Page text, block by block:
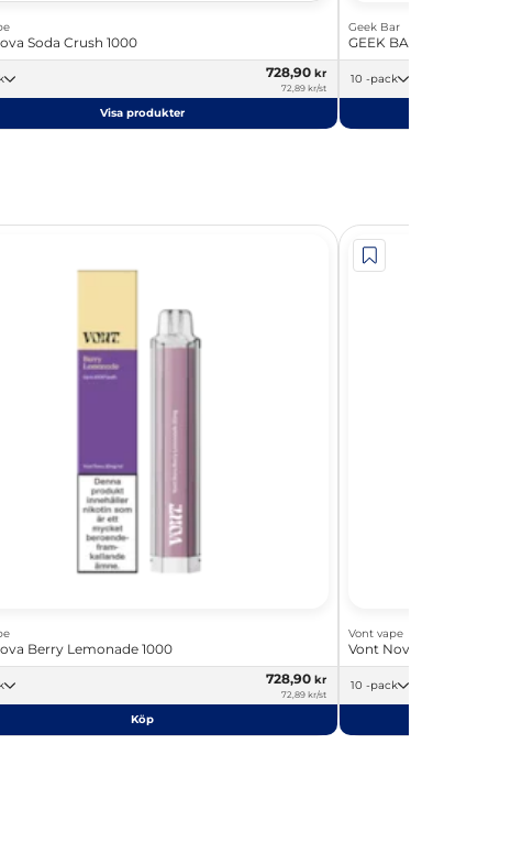
Soda Crush 1000
728,90 kr
72,89 kr/st
Visa produkter
Geek Bar
GEEK BAR Elite 1000
10 -pack
Berry Lemonade 1000
728,90 kr
72,89 kr/st
Köp
Vont vape
Vont Nova Visby 1000
10 -pack